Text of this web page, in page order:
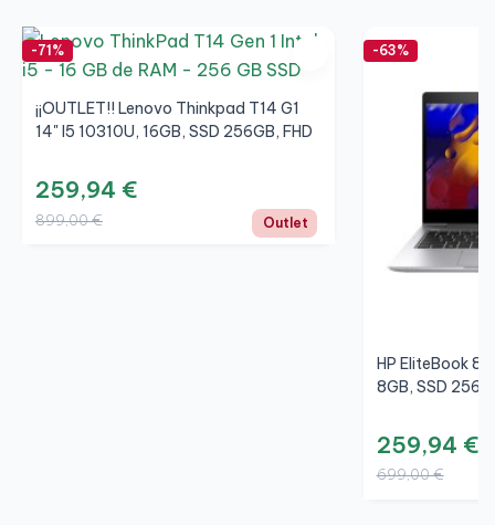
-71%
¡¡OUTLET!! Lenovo Thinkpad T14 G1
14" I5 10310U, 16GB, SSD 256GB, FHD
259,94 €
899,00 € Outlet
-63%
HP EliteBook
8GB, SSD
259,94 €
699,00 €